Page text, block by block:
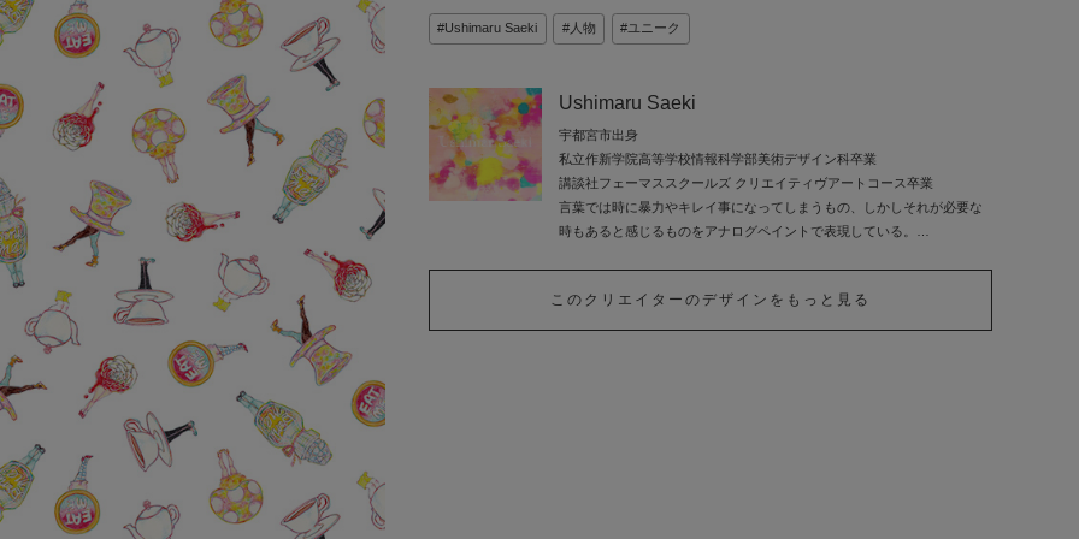
Ushimaru Saeki 人物 ユニーク
Ushimaru Saeki
宇都宮市出身
私立作新学院高等学校情報科学部美術デザイン科卒業
講談社フェーマススクールズ クリエイティヴアートコース卒業
言葉では時に暴力やキレイ事になってしまうもの、しかしそれが必要な
時もあると感じるものをアナログペイントで表現している。
国内外問わず様々な場所で展示、パフォーマンスを発表しているアーテ
ィスト。
このクリエイターのデザインをもっと見る